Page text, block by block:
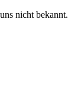
nicht bekannt.